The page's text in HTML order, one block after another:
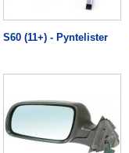
S60 (11+) - Pyntelister